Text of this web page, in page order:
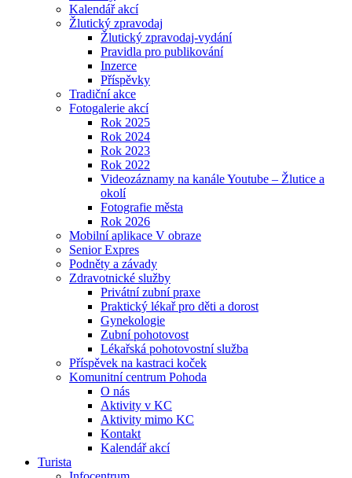
Kalendář akcí
Žlutický zpravodaj
Žlutický zpravodaj-vydání
Pravidla pro publikování
Inzerce
Příspěvky
Tradiční akce
Fotogalerie akcí
Rok 2025
Rok 2024
Rok 2023
Rok 2022
Videozáznamy na kanále Youtube – Žlutice a
okolí
Fotografie města
Rok 2026
Mobilní aplikace V obraze
Senior Expres
Podněty a závady
Zdravotnické služby
Privátní zubní praxe
Praktický lékař pro děti a dorost
Gynekologie
Zubní pohotovost
Lékařská pohotovostní služba
Příspěvek na kastraci koček
Komunitní centrum Pohoda
O nás
Aktivity v KC
Aktivity mimo KC
Kontakt
Kalendář akcí
Turista